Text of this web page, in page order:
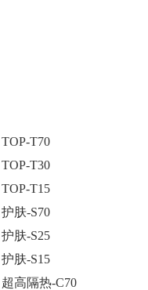
TOP-T70
TOP-T30
TOP-T15
护肤-S70
护肤-S25
护肤-S15
超高隔热-C70